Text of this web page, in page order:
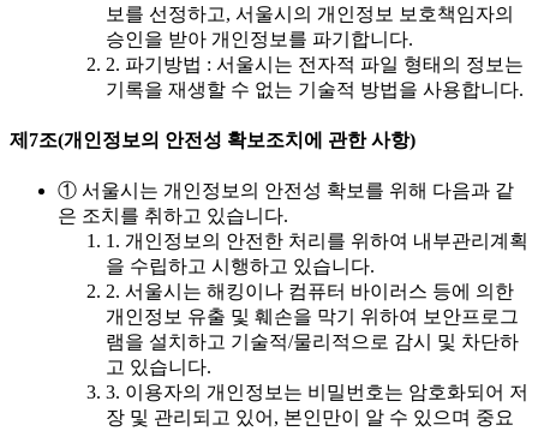
보를 선정하고, 서울시의 개인정보 보호책임자의
승인을 받아 개인정보를 파기합니다.
2. 파기방법 : 서울시는 전자적 파일 형태의 정보는
기록을 재생할 수 없는 기술적 방법을 사용합니다.
제7조(개인정보의 안전성 확보조치에 관한 사항)
① 서울시는 개인정보의 안전성 확보를 위해 다음과 같
은 조치를 취하고 있습니다.
1. 개인정보의 안전한 처리를 위하여 내부관리계획
을 수립하고 시행하고 있습니다.
2. 서울시는 해킹이나 컴퓨터 바이러스 등에 의한
개인정보 유출 및 훼손을 막기 위하여 보안프로그
램을 설치하고 기술적/물리적으로 감시 및 차단하
고 있습니다.
3. 이용자의 개인정보는 비밀번호는 암호화되어 저
장 및 관리되고 있어, 본인만이 알 수 있으며 중요